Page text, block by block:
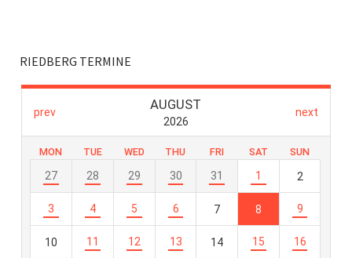
RIEDBERG TERMINE